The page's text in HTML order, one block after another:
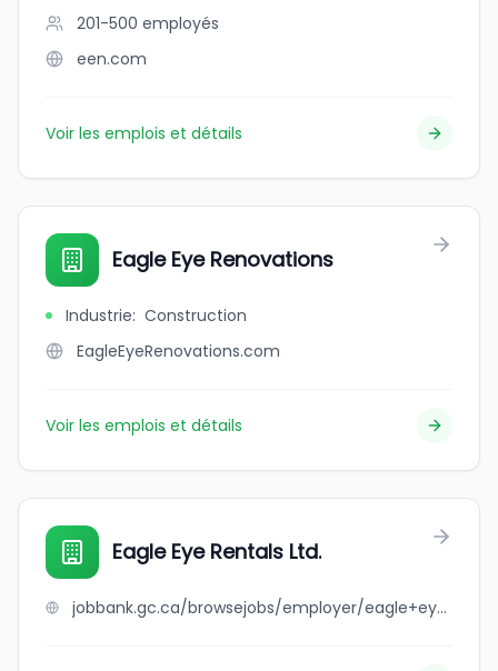
201-500 employés
een.com
Voir les emplois et détails
Eagle Eye Renovations
Industrie: Construction
EagleEyeRenovations.com
Voir les emplois et détails
Eagle Eye Rentals Ltd.
jobbank.gc.ca/browsejobs/employer/eagle+eye+rentals+ltd./ca